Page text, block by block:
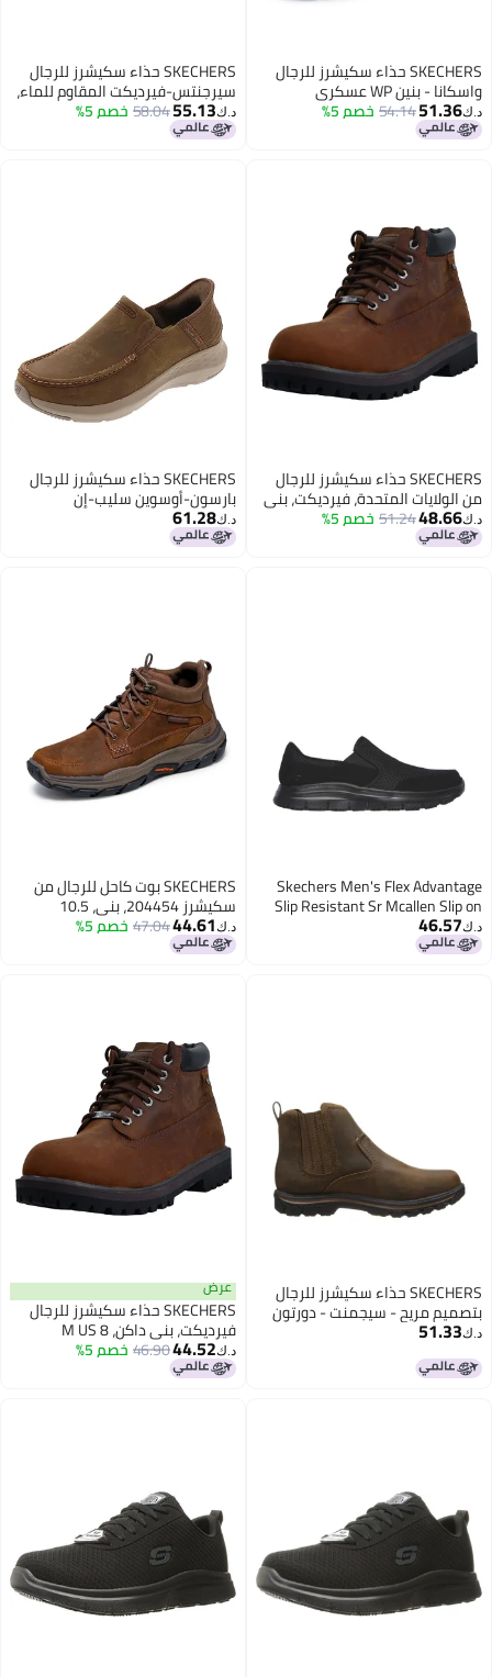
SKECHERS حذاء سكيشرز للرجال
واسكانا - بنين WP عسكري
وتكتيكي، أسود، 10 واسع أمريكي
د.ك‏51.36
54.14خصم 5%
SKECHERS حذاء سكيشرز للرجال
سيرجنتس-فيرديكت المقاوم للماء،
بني داكن، 9.5 M US
د.ك‏55.13
58.04خصم 5%
SKECHERS حذاء سكيشرز للرجال
من الولايات المتحدة، فيرديكت، بني
داكن، 7 EW
د.ك‏48.66
51.24خصم 5%
SKECHERS حذاء سكيشرز للرجال
بارسون-أوسوين سليب-إن
موكاسين، صحراوي، 14 عريض
د.ك‏61.28
Skechers Men's Flex Advantage
Slip Resistant Sr Mcallen Slip on
Work Shoe, Black, 13 Wide
د.ك‏46.57
SKECHERS بوت كاحل للرجال من
سكيشرز 204454، بني، 10.5
د.ك‏44.61
47.04خصم 5%
SKECHERS حذاء سكيشرز للرجال
بتصميم مريح - سيجمنت - دورتون
د.ك‏51.33
عرض
SKECHERS حذاء سكيشرز للرجال
فيرديكت، بني داكن، 8 M US
د.ك‏44.52
46.90خصم 5%